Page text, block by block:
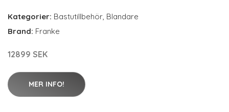
Kategorier: Bastutillbehör, Blandare
Brand: Franke
12899 SEK
MER INFO!